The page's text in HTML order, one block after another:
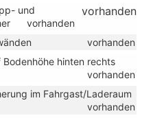
vorhanden
und
vorhanden
vorhanden
hinten rechts
vorhanden
im Fahrgast/Laderaum
vorhanden